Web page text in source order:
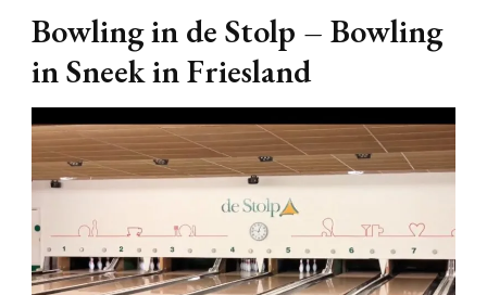
Bowling in de Stolp – Bowling
in Sneek in Friesland